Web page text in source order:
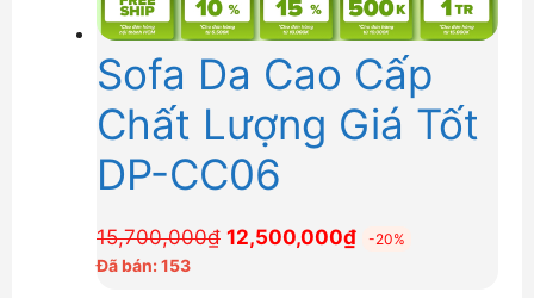
Sofa Da Cao Cấp
Chất Lượng Giá Tốt
DP-CC06
15,700,000₫ Giá
12,500,000₫Giá
-20%
Đã bán: 153